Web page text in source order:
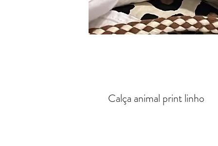
Calça animal print linho